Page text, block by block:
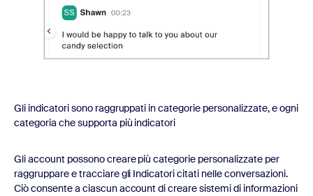
Gli indicatori sono raggruppati in categorie personalizzate, e ogni
categoria che supporta più indicatori
Gli account possono creare più categorie personalizzate per
raggruppare e tracciare gli Indicatori citati nelle conversazioni.
Ciò consente a ciascun account di creare sistemi di informazioni